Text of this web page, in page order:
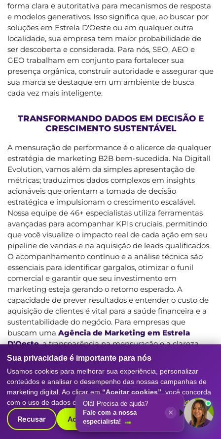
forma clara e autoritativa para mecanismos de resposta
e modelos generativos. Isso significa que, ao buscar por
soluções em Estrela D'Oeste ou em qualquer outra
localidade, sua empresa tem maior probabilidade de
ser descoberta e considerada. Para nós, SEO, AEO e
GEO trabalham em conjunto para fortalecer sua
presença orgânica, construir autoridade e assegurar que
sua marca se destaque em um ambiente de busca
cada vez mais inteligente.
TRANSFORMANDO DADOS EM DECISÃO E
CRESCIMENTO SUSTENTÁVEL
A mensuração de performance é o alicerce de qualquer
estratégia de marketing B2B bem-sucedida. Na Digitall
Evolution, vamos além da simples apresentação de
métricas; traduzimos dados complexos em insights
acionáveis que orientam a tomada de decisão
estratégica e impulsionam o crescimento escalável.
Nossa equipe de 46+ especialistas utiliza ferramentas
avançadas para acompanhar KPIs cruciais, permitindo
que você visualize o impacto real de cada ação em seu
pipeline de vendas e na aquisição de leads qualificados.
O acompanhamento contínuo e a análise técnica são
essenciais para identificar gargalos, otimizar o funil
comercial e garantir que seu investimento em
marketing esteja gerando o retorno esperado. A
capacidade de prever resultados e entender o custo de
aquisição de clientes é vital para a saúde financeira e a
sustentabilidade do negócio. Para empresas que
buscam uma Agência de Marketing em Estrela
D'Oeste, a transparência na mensuração e a clareza
sobre o impacto das ações são fundamentais. Nosso
compromisso é com a sua performance mensurável. Ao
trabalhar conosco, você terá acesso a relatórios
detalhados e a uma equipe dedicada a otimizar sua
estratégia, garantindo que cada campanha contribua
para seus objetivos de negócio. Entendemos que a
decisão de investir em marketing digital é significativa,
e nossa expertise visa proporcionar a segurança de que
Sua privacidade é importante para nós
Usamos cookies para melhorar sua experiência, personalizar
conteúdos e analisar o desempenho das nossas campanhas de
marketing digital. Ao clicar em “Aceitar cookies” , você concorda
com o uso de dados conforme nossaPolítica de Privacidade.
Recusar Aceitar cookies
Olá! Precisa de ajuda?
Fale com a nossa
especialista!
×